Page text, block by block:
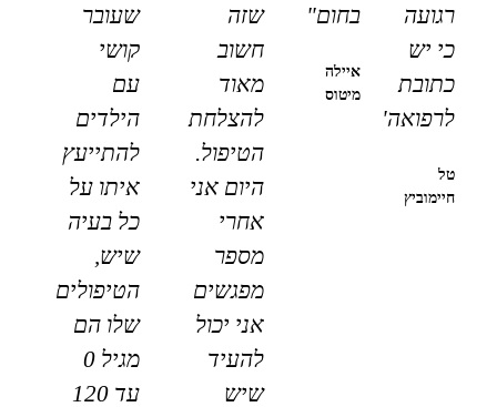
רגועה
כי יש
כתובת
לרפואה"
טל
חיימוביץ
בחום"
איילה
מיטוס
שזה
חשוב
מאוד
להצלחת
הטיפול.
היום אני
אחרי
מספר
מפגשים
אני יכול
להעיד
שיש
שעובר
קושי
עם
הילדים
להתייעץ
איתו על
כל בעיה
שיש,
הטיפולים
שלו הם
מגיל 0
עד 120